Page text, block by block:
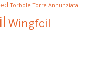
Torbole Torre Annunziata
Wingfoil